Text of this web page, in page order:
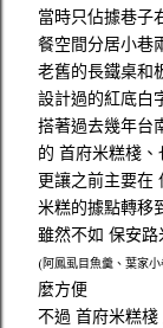
當時只佔據巷子
餐空間分居小巷
老舊的長鐵桌和
設計過的紅底白
搭著過去幾年台
的 首府米糕棧
更讓之前主要在
米糕的據點轉移
雖然不如 保安
(阿鳳虱目魚羹、葉家
麼方便
不過 首府米糕